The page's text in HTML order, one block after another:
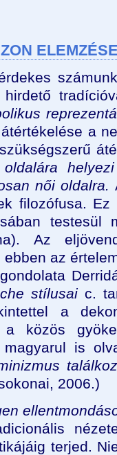
hirdető
a
oldalára
női oldalra.
filozófusa.
Az
az
stílusaic.
a
a közös
is
2006.)
terjed.